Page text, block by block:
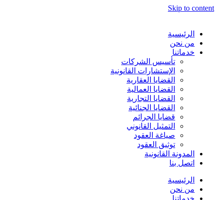
Skip to content
الرئيسية
من نحن
خدماتنا
تأسيس الشركات
الإستشارات القانونية
القضايا العقارية
القضايا العمالية
القضايا التجارية
القضايا الجنائية
قضايا الجرائم
التمثيل القانوني
صياغة العقود
توثيق العقود
المدونة القانونية
اتصل بنا
الرئيسية
من نحن
خدماتنا